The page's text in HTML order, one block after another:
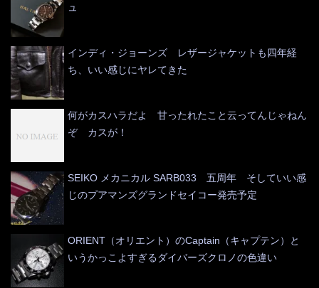
ュ
インディ・ジョーンズ レザージャケットも四年経
ち、いい感じにヤレてきた
何がカスハラだよ 甘ったれたこと云ってんじゃねん
ぞ カスが！
SEIKO メカニカル SARB033 五周年 そしていい感
じのプアマンズグランドセイコー発売予定
ORIENT（オリエント）のCaptain（キャプテン）と
いうかっこよすぎるダイバーズクロノの色違い